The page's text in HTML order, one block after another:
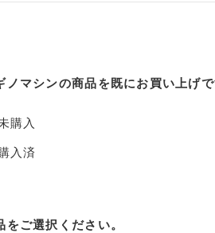
ノマシンの商品を既にお買い上げで
購入
入済
をご選択ください。